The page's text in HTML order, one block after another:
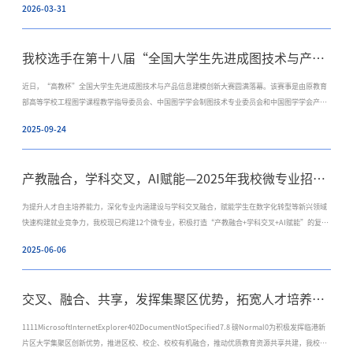
2026-03-31
我校选手在第十八届“全国大学生先进成图技术与产品信息建模创新大赛”中获佳绩
近日，“高教杯”全国大学生先进成图技术与产品信息建模创新大赛圆满落幕。该赛事是由原教育
部高等学校工程图学课程教学指导委员会、中国图学学会制图技术专业委员会和中国图学学会产品
克”的成图大赛已成功举办18届，由谭建荣院士担任总指导，陆国栋、邵立康等知名专家教授担任
执委，得到了许多领军人物的鼎力支持和众多高校的普遍重视。本次大赛中，经精心指导与学生刻
学、北京航空航天大学、华南理工大学、重庆大学、国防科学技术大学等诸多名校的万余名考生
个人三等奖。由赵荣昊、周靖闻、吕卓悦、李智乾、许诺言、樊明轩、孙文超组成的我校代表队团
队整体协作高效、发挥稳定，夺得全国团体三等奖。同时，我校指导团队在指导工作中的表现突
2025-09-24
产教融合，学科交叉，AI赋能—2025年我校微专业招生宣讲会顺利召开
为提升人才自主培养能力，深化专业内涵建设与学科交叉融合，赋能学生在数字化转型等新兴领域
快速构建就业竞争力，我校现已构建12个微专业，积极打造“产教融合+学科交叉+AI赋能”的复合
建，我校择选集成电路设计与集成电路等6个微专业作为首批跨校微专业，自2025年开始面向临港
新片区高校本科生以及我校研究生招生。6月6日下午，教务处在教学楼3C103召开2025年线下线下
通过线上线下方式参与宣讲会。徐志京副处长围绕微专业、跨校微专业政
2025-06-06
交叉、融合、共享，发挥集聚区优势，拓宽人才培养渠道 ——2025年我校本科辅修及跨校辅修专业招生宣讲会顺利召开
1111MicrosoftInternetExplorer402DocumentNotSpecified7.8 磅Normal0为积极发挥临港新
片区大学集聚区创新优势，推进区校、校企、校校有机融合，推动优质教育资源共享共建，我校在